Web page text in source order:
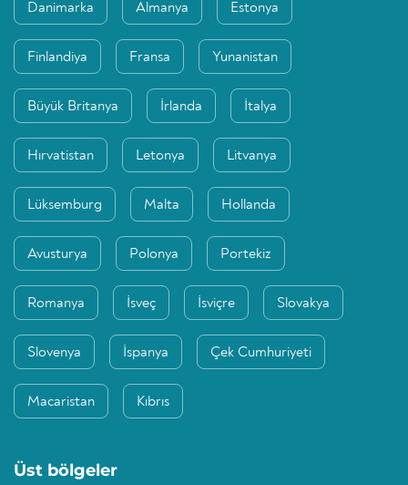
Danimarka Almanya Estonya
Finlandiya Fransa Yunanistan
Büyük Britanya İrlanda İtalya
Hırvatistan Letonya Litvanya
Lüksemburg Malta Hollanda
Avusturya Polonya Portekiz
Romanya İsveç İsviçre Slovakya
Slovenya İspanya Çek Cumhuriyeti
Macaristan Kıbrıs
Üst bölgeler